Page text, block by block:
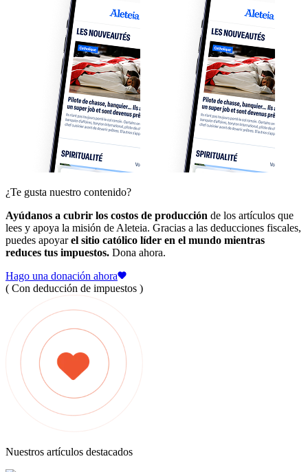
¿Te gusta nuestro contenido?
Ayúdanos a cubrir los costos de producción de los artículos que
lees y apoya la misión de Aleteia. Gracias a las deducciones fiscales,
puedes apoyarel sitio católico líder en el mundo mientras
reduces tus impuestos. Dona ahora.
Hago una donación ahora
( Con deducción de impuestos )
Nuestros artículos destacados